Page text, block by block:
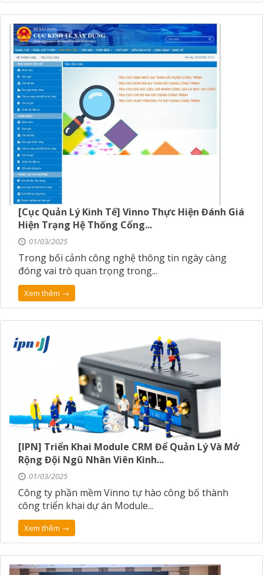
[Cục Quản Lý Kinh Tế] Vinno Thực Hiện Đánh Giá
Hiện Trạng Hệ Thống Cổng...
01/03/2025
Trong bối cảnh công nghệ thông tin ngày càng
đóng vai trò quan trọng trong...
Xem thêm →
[IPN] Triển Khai Module CRM Để Quản Lý Và Mở
Rộng Đội Ngũ Nhân Viên Kinh...
01/03/2025
Công ty phần mềm Vinno tự hào công bố thành
công triển khai dự án Module...
Xem thêm →